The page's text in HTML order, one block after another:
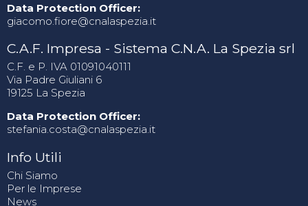
Data Protection Officer:
giacomo.fiore@cnalaspezia.it
C.A.F. Impresa - Sistema C.N.A. La Spezia srl
C.F. e P. IVA 01091040111
Via Padre Giuliani 6
19125 La Spezia
Data Protection Officer:
stefania.costa@cnalaspezia.it
Info Utili
Chi Siamo
Per le Imprese
News